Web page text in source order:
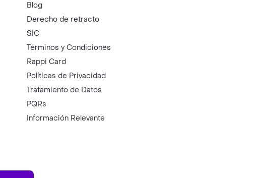
Blog
Derecho de retracto
SIC
Términos y Condiciones
Rappi Card
Políticas de Privacidad
Tratamiento de Datos
PQRs
Información Relevante
AppGallery